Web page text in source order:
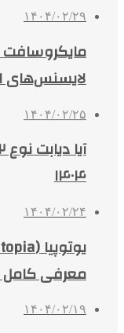
۱۴۰۴/۰۲/۲۹
مایکروسافت
لایسنس‌های
۱۴۰۴/۰۲/۲۵
۱۴۰۴
۱۴۰۴/۰۲/۲۴
معرفی کامل UUSD + آموزش خرید از مهران بیت
۱۴۰۴/۰۲/۱۹